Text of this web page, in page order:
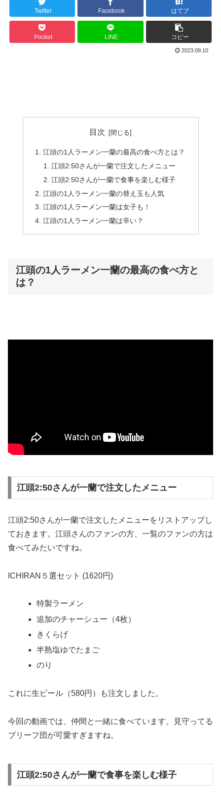
Twitter Facebook はてブ
Pocket LINE コピー
2023.09.10
目次
江頭の1人ラーメン一蘭の最高の食べ方とは？
江頭2:50さんが一蘭で注文したメニュー
江頭2:50さんが一蘭で食事を楽しむ様子
江頭の1人ラーメン一蘭の替え玉も人気
江頭の1人ラーメン一蘭は女子も！
江頭の1人ラーメン一蘭は辛い？
江頭の1人ラーメン一蘭の最高の食べ方と
は？
江頭2:50さんが一蘭で注文したメニュー
江頭2:50さんが一蘭で注文したメニューをリストアップし
ておきます。江頭さんのファンの方、一覧のファンの方は
食べてみたいですね。
ICHIRAN５選セット (1620円)
特製ラーメン
追加のチャーシュー（4枚）
きくらげ
半熟塩ゆでたまご
のり
これに生ビール（580円）も注文しました。
今回の動画では、仲間と一緒に食べています。見守ってる
ブリーフ団が可愛すぎますね。
江頭2:50さんが一蘭で食事を楽しむ様子